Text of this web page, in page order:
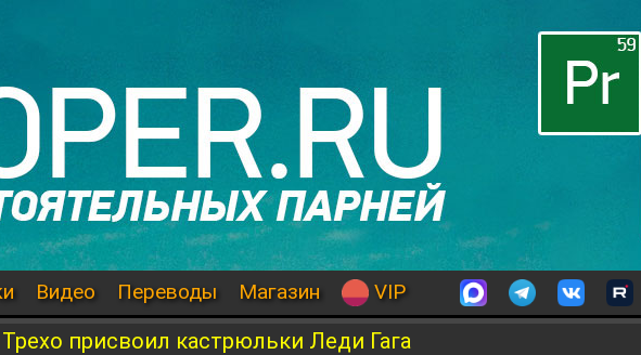
Видео Переводы Магазин VIP
присвоил кастрюльки Леди Гага